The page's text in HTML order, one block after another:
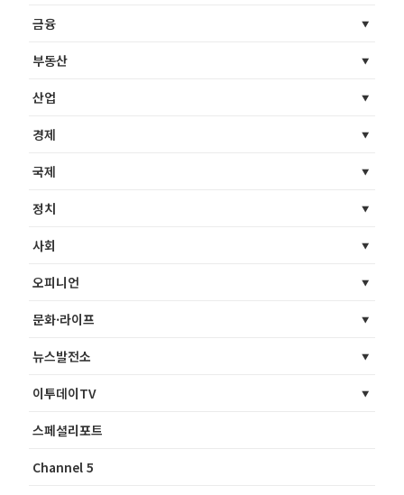
금융
부동산
산업
경제
국제
정치
사회
오피니언
문화·라이프
뉴스발전소
이투데이TV
스페셜리포트
Channel 5